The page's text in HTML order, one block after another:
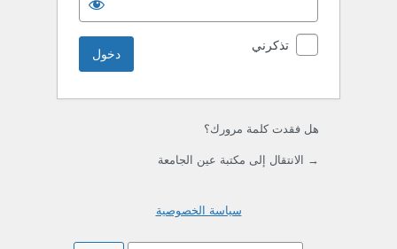
تذكرني
هل فقدت كلمة مرورك؟
→ الانتقال إلى مكتبة عين الجامعة
سياسة الخصوصية